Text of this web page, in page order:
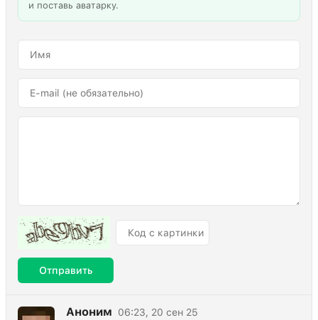
и поставь аватарку.
Отправить
Аноним
06:23, 20 сен 25